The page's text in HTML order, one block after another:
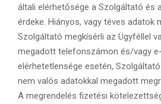
általi elérhetősége a Szolgáltató és
érdeke. Hiányos, vagy téves adatok
Szolgáltató megkísérli az Ügyféllel
megadott telefonszámon és/vagy
elérhetetlensége esetén,
nem valós adatokkal megadott
A megrendelés fizetési